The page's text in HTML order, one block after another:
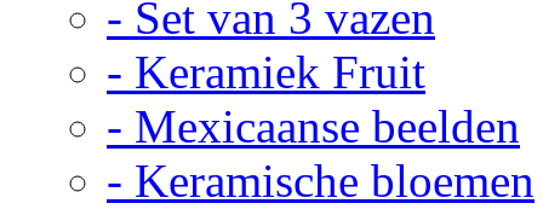
- Set van 3 vazen
- Keramiek Fruit
- Mexicaanse beelden
- Keramische bloemen